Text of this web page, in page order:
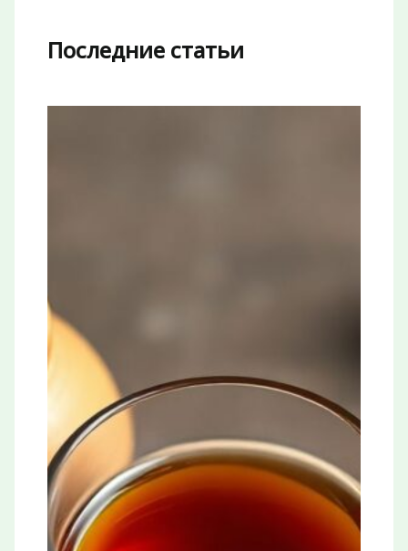
Последние статьи